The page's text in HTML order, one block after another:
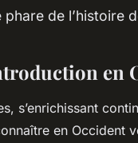
de l’histoire
en
s’enrichissant
en Occident